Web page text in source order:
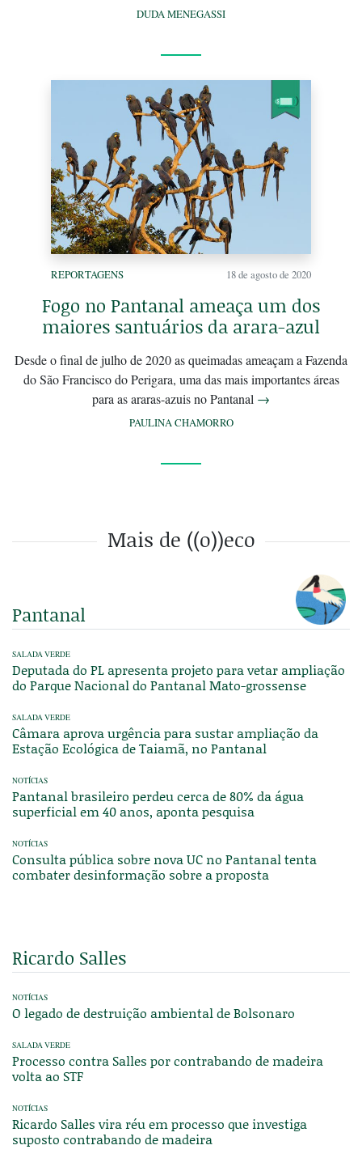
DUDA MENEGASSI
REPORTAGENS 18 de agosto de 2020
Fogo no Pantanal ameaça um dos
maiores santuários da arara-azul
Desde o final de julho de 2020 as queimadas ameaçam a Fazenda
do São Francisco do Perigara, uma das mais importantes áreas
para as araras-azuis no Pantanal →
PAULINA CHAMORRO
Mais de ((o))eco
Pantanal
SALADA VERDE
Deputada do PL apresenta projeto para vetar ampliação
do Parque Nacional do Pantanal Mato-grossense
SALADA VERDE
Câmara aprova urgência para sustar ampliação da
Estação Ecológica de Taiamã, no Pantanal
NOTÍCIAS
Pantanal brasileiro perdeu cerca de 80% da água
superficial em 40 anos, aponta pesquisa
NOTÍCIAS
Consulta pública sobre nova UC no Pantanal tenta
combater desinformação sobre a proposta
Ricardo Salles
NOTÍCIAS
O legado de destruição ambiental de Bolsonaro
SALADA VERDE
Processo contra Salles por contrabando de madeira
volta ao STF
NOTÍCIAS
Ricardo Salles vira réu em processo que investiga
suposto contrabando de madeira